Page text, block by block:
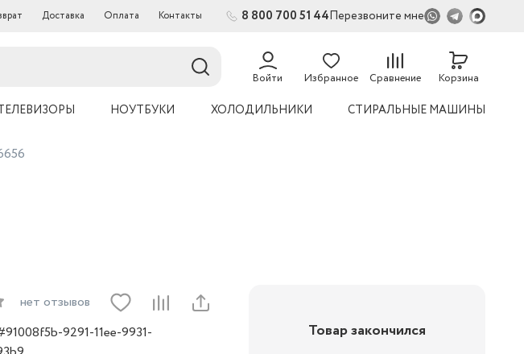
Доставка Оплата Контакты 8 800 700 51 44Перезвоните мне
Войти Избранное Сравнение
54
Корзина
НОУТБУКИ ХОЛОДИЛЬНИКИ СТИРАЛЬНЫЕ МАШИНЫ
нет отзывов
9291-11ee-9931-
Товар закончился